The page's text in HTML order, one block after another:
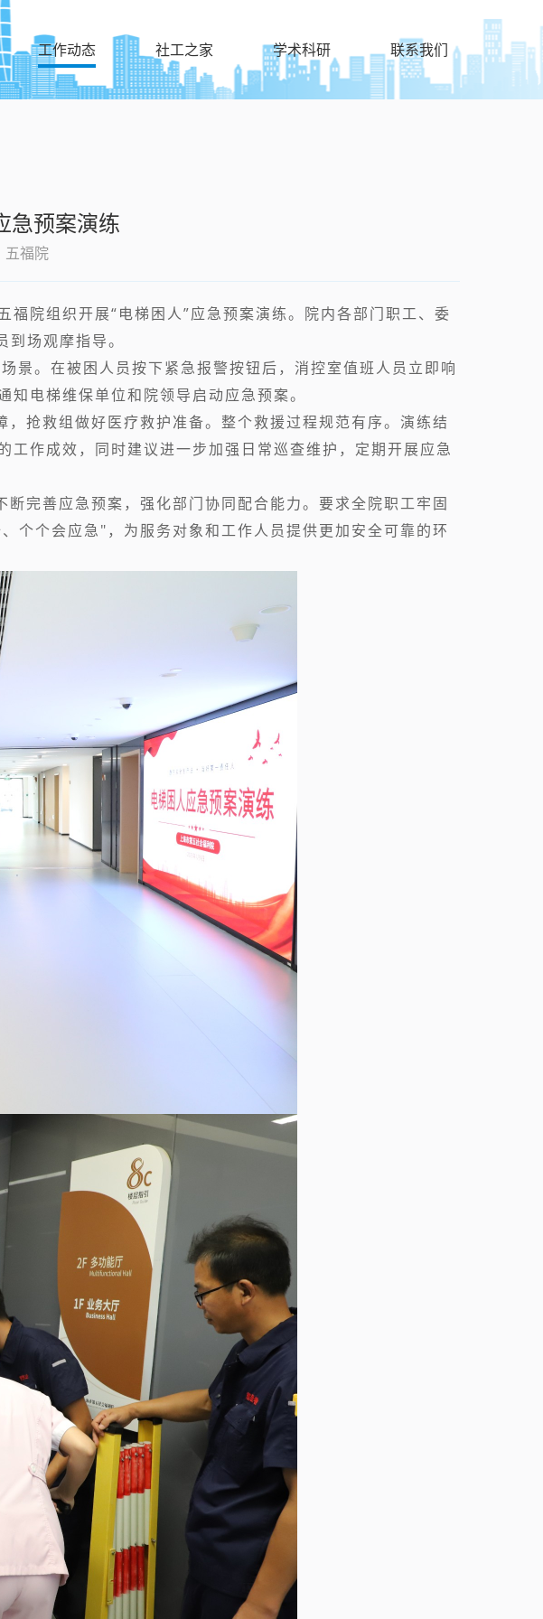
工作动态 社工之家 学术科研 联系我们
急预案演练
五福院
院组织开展“电梯困人”应急预案演练。院内各部门职工、委
场观摩指导。
景。在被困人员按下紧急报警按钮后，消控室值班人员立即响
电梯维保单位和院领导启动应急预案。
抢救组做好医疗救护准备。整个救援过程规范有序。演练结
作成效，同时建议进一步加强日常巡查维护，定期开展应急
完善应急预案，强化部门协同配合能力。要求全院职工牢固
个个会应急"，为服务对象和工作人员提供更加安全可靠的环